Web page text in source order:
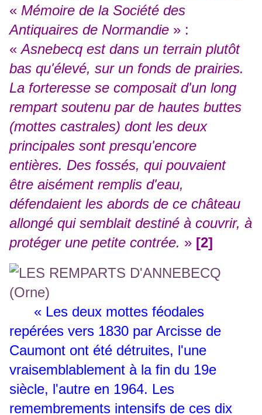
« Mémoire de la Société des
Antiquaires de Normandie » :
«Asnebecq est dans un terrain plutôt
bas qu'élevé, sur un fonds de prairies.
La forteresse se composait d'un long
rempart soutenu par de hautes buttes
(mottes castrales) dont les deux
principales sont presqu'encore
entières. Des fossés, qui pouvaient
être aisément remplis d'eau,
défendaient les abords de ce château
allongé qui semblait destiné à couvrir, à
protéger une petite contrée. » [2]
« Les deux mottes féodales
repérées vers 1830 par Arcisse de
Caumont ont été détruites, l'une
vraisemblablement à la fin du 19e
siècle, l'autre en 1964. Les
remembrements intensifs de ces dix